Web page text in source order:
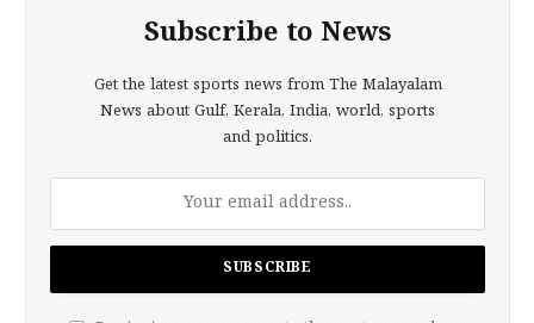
Subscribe to News
Get the latest sports news from The Malayalam
News about Gulf, Kerala, India, world, sports
and politics.